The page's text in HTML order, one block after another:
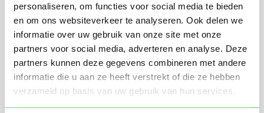
personaliseren, om functies voor social media te bieden
en om ons websiteverkeer te analyseren. Ook delen we
informatie over uw gebruik van onze site met onze
partners voor social media, adverteren en analyse. Deze
partners kunnen deze gegevens combineren met andere
informatie die u aan ze heeft verstrekt of die ze hebben
verzameld op basis van uw gebruik van hun services.
Stuur mij nieuwe profielen in mijn omgeving per
e-mail
Door te registreren ga je akkoord met de
Algemene
voorwaardenvan Oppasland.
Gratis aanmelden